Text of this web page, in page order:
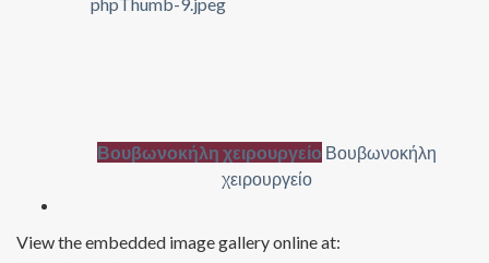
Βουβωνοκήλη χειρουργείο Βουβωνοκήλη
χειρουργείο
View the embedded image gallery online at: